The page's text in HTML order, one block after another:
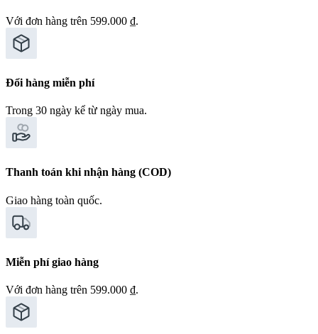
Với đơn hàng trên 599.000 ₫.
Đổi hàng miễn phí
Trong 30 ngày kể từ ngày mua.
Thanh toán khi nhận hàng (COD)
Giao hàng toàn quốc.
Miễn phí giao hàng
Với đơn hàng trên 599.000 ₫.